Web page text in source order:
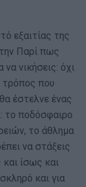
εξαιτίας της
Παρί πως
νικήσεις: όχι
τρόπος που
έστελνε ένας
το ποδόσφαιρο
το άθλημα
να στάξεις
ίσως και
και για